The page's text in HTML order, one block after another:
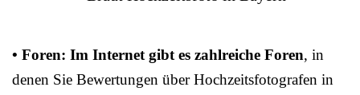
• Foren: Im Internet gibt es zahlreiche Foren, in
denen Sie Bewertungen über Hochzeitsfotografen in